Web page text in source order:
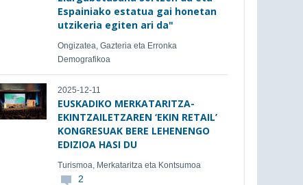
Espainiako estatua gai honetan
utzikeria egiten ari da"
Ongizatea, Gazteria eta Erronka
Demografikoa
2025-12-11
EUSKADIKO MERKATARITZA-
EKINTZAILETZAREN ‘EKIN RETAIL’
KONGRESUAK BERE LEHENENGO
EDIZIOA HASI DU
Turismoa, Merkataritza eta Kontsumoa
2